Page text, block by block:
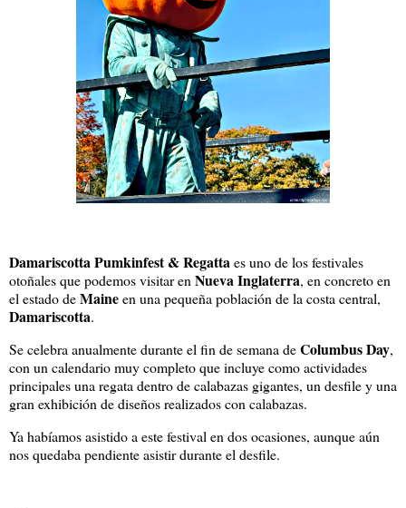
Damariscotta Pumkinfest & Regattaes uno de los festivales
otoñales que podemos visitar enNueva Inglaterra, en concreto en
el estado deMaineen una pequeña población de la costa central,
Damariscotta.
Se celebra anualmente durante el fin de semana deColumbus Day,
con un calendario muy completo que incluye como actividades
principales una regata dentro de calabazas gigantes, un desfile y una
gran exhibición de diseños realizados con calabazas.
Ya habíamos asistido a este festival en dos ocasiones, aunque aún
nos quedaba pendiente asistir durante el desfile.